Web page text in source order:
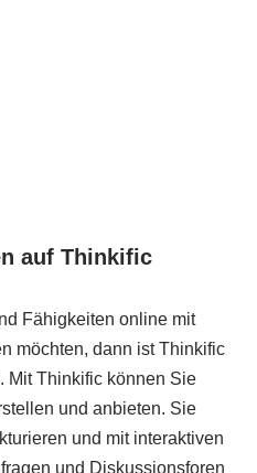
auf Thinkific
Fähigkeiten online mit
möchten, dann ist Thinkific
Mit Thinkific können Sie
und anbieten. Sie
und mit interaktiven
und Diskussionsforen